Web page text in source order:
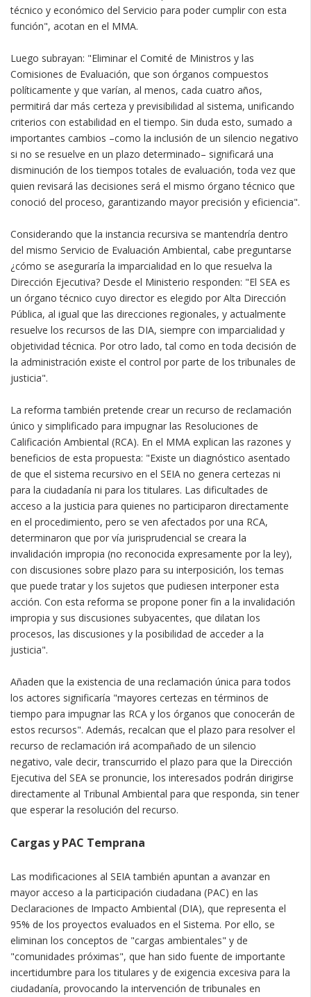
técnico y económico del Servicio para poder cumplir con esta
función", acotan en el MMA.
Luego subrayan: "Eliminar el Comité de Ministros y las
Comisiones de Evaluación, que son órganos compuestos
políticamente y que varían, al menos, cada cuatro años,
permitirá dar más certeza y previsibilidad al sistema, unificando
criterios con estabilidad en el tiempo. Sin duda esto, sumado a
importantes cambios –como la inclusión de un silencio negativo
si no se resuelve en un plazo determinado– significará una
disminución de los tiempos totales de evaluación, toda vez que
quien revisará las decisiones será el mismo órgano técnico que
conoció del proceso, garantizando mayor precisión y eficiencia".
Considerando que la instancia recursiva se mantendría dentro
del mismo Servicio de Evaluación Ambiental, cabe preguntarse
¿cómo se aseguraría la imparcialidad en lo que resuelva la
Dirección Ejecutiva? Desde el Ministerio responden: "El SEA es
un órgano técnico cuyo director es elegido por Alta Dirección
Pública, al igual que las direcciones regionales, y actualmente
resuelve los recursos de las DIA, siempre con imparcialidad y
objetividad técnica. Por otro lado, tal como en toda decisión de
la administración existe el control por parte de los tribunales de
justicia".
La reforma también pretende crear un recurso de reclamación
único y simplificado para impugnar las Resoluciones de
Calificación Ambiental (RCA). En el MMA explican las razones y
beneficios de esta propuesta: "Existe un diagnóstico asentado
de que el sistema recursivo en el SEIA no genera certezas ni
para la ciudadanía ni para los titulares. Las dificultades de
acceso a la justicia para quienes no participaron directamente
en el procedimiento, pero se ven afectados por una RCA,
determinaron que por vía jurisprudencial se creara la
invalidación impropia (no reconocida expresamente por la ley),
con discusiones sobre plazo para su interposición, los temas
que puede tratar y los sujetos que pudiesen interponer esta
acción. Con esta reforma se propone poner fin a la invalidación
impropia y sus discusiones subyacentes, que dilatan los
procesos, las discusiones y la posibilidad de acceder a la
justicia".
Añaden que la existencia de una reclamación única para todos
los actores significaría "mayores certezas en términos de
tiempo para impugnar las RCA y los órganos que conocerán de
estos recursos". Además, recalcan que el plazo para resolver el
recurso de reclamación irá acompañado de un silencio
negativo, vale decir, transcurrido el plazo para que la Dirección
Ejecutiva del SEA se pronuncie, los interesados podrán dirigirse
directamente al Tribunal Ambiental para que responda, sin tener
que esperar la resolución del recurso.
Cargas y PAC Temprana
Las modificaciones al SEIA también apuntan a avanzar en
mayor acceso a la participación ciudadana (PAC) en las
Declaraciones de Impacto Ambiental (DIA), que representa el
95% de los proyectos evaluados en el Sistema. Por ello, se
eliminan los conceptos de "cargas ambientales" y de
"comunidades próximas", que han sido fuente de importante
incertidumbre para los titulares y de exigencia excesiva para la
ciudadanía, provocando la intervención de tribunales en